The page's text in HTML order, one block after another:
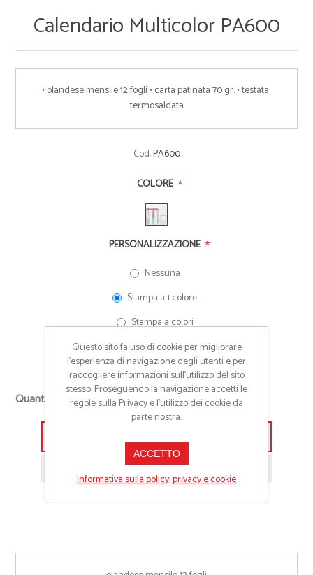
Calendario Multicolor PA600
• olandese mensile 12 fogli • carta patinata 70 gr. • testata
termosaldata
Cod:PA600
COLORE *
PERSONALIZZAZIONE *
Nessuna
Stampa a 1 colore
Stampa a colori
Altro (Richiedi preventivo)
Quantità richiesta
Richiedi informazioni prodotto
Questo sito fa uso di cookie per migliorare
l’esperienza di navigazione degli utenti e per
raccogliere informazioni sull’utilizzo del sito
stesso. Proseguendo la navigazione accetti le
regole sulla Privacy e l'utilizzo dei cookie da
parte nostra.
ACCETTO
Informativa sulla policy, privacy e cookie